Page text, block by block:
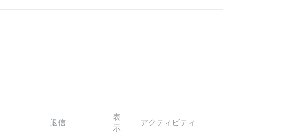
返信
表
示
アクティビティ